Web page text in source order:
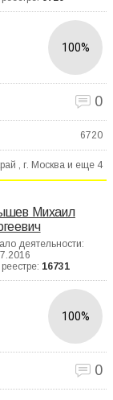
100%
0
6720
, г. Москва и еще 4
Михаил
деятельности:
16731
100%
0